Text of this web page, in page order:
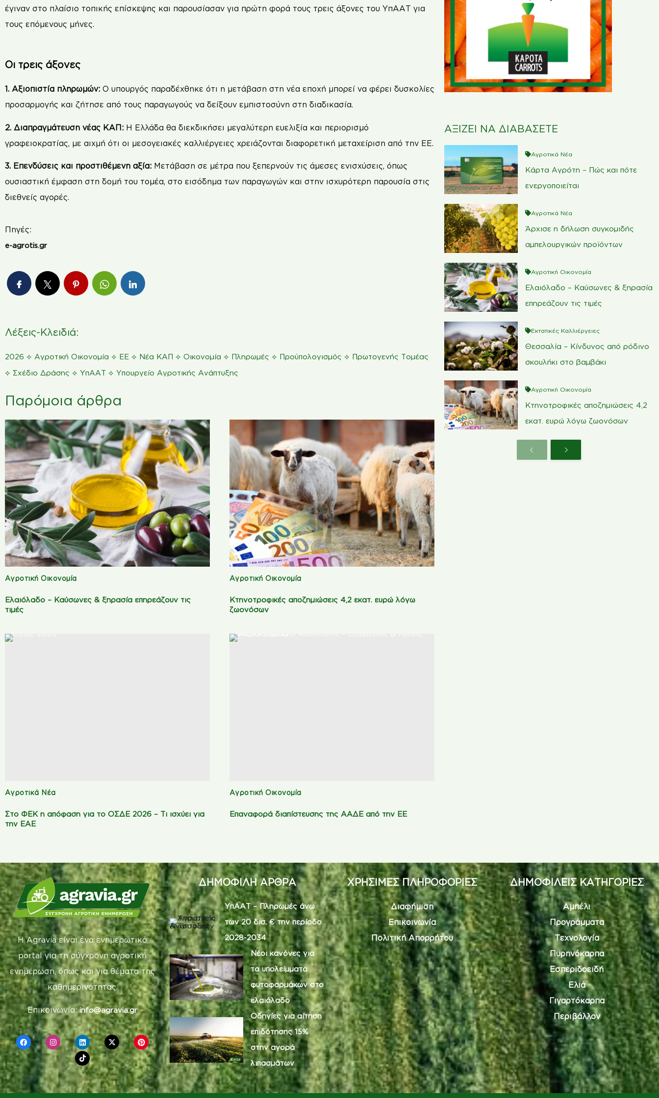
έγιναν στο πλαίσιο τοπικής επίσκεψης και παρουσίασαν για πρώτη φορά τους τρεις άξονες του ΥπΑΑΤ για
τους επόμενους μήνες.
Οι τρεις άξονες
1. Αξιοπιστία πληρωμών: Ο υπουργός παραδέχθηκε ότι η μετάβαση στη νέα εποχή μπορεί να φέρει δυσκολίες
προσαρμογής και ζήτησε από τους παραγωγούς να δείξουν εμπιστοσύνη στη διαδικασία.
2. Διαπραγμάτευση νέας ΚΑΠ: Η Ελλάδα θα διεκδικήσει μεγαλύτερη ευελιξία και περιορισμό
γραφειοκρατίας, με αιχμή ότι οι μεσογειακές καλλιέργειες χρειάζονται διαφορετική μεταχείριση από την ΕΕ.
3. Επενδύσεις και προστιθέμενη αξία: Μετάβαση σε μέτρα που ξεπερνούν τις άμεσες ενισχύσεις, όπως
ουσιαστική έμφαση στη δομή του τομέα, στο εισόδημα των παραγωγών και στην ισχυρότερη παρουσία στις
διεθνείς αγορές.
Πηγές:
e-agrotis.gr
Λέξεις-Κλειδιά:
2026 ⟡ Αγροτική Οικονομία ⟡ ΕΕ ⟡ Νέα ΚΑΠ ⟡ Οικονομία ⟡ Πληρωμές ⟡ Προϋπολογισμός ⟡ Πρωτογενής Τομέας
⟡ Σχέδιο Δράσης ⟡ ΥπΑΑΤ ⟡ Υπουργείο Αγροτικής Ανάπτυξης
Παρόμοια άρθρα
Αγροτική Οικονομία
Ελαιόλαδο – Καύσωνες & ξηρασία επηρεάζουν τις
τιμές
Αγροτική Οικονομία
Κτηνοτροφικές αποζημιώσεις 4,2 εκατ. ευρώ λόγω
ζωονόσων
Αγροτικά Νέα
Στο ΦΕΚ η απόφαση για το ΟΣΔΕ 2026 – Τι ισχύει για
την ΕΑΕ
Αγροτική Οικονομία
Επαναφορά διαπίστευσης της ΑΑΔΕ από την ΕΕ
ΑΞΙΖΕΙ ΝΑ ΔΙΑΒΑΣΕΤΕ
Αγροτικά Νέα
Κάρτα Αγρότη – Πώς και πότε
ενεργοποιείται
Αγροτικά Νέα
Άρχισε η δήλωση συγκομιδής
αμπελουργικών προϊόντων
Αγροτική Οικονομία
Ελαιόλαδο – Καύσωνες & ξηρασία
επηρεάζουν τις τιμές
Εκτατικές Καλλιέργειες
Θεσσαλία – Κίνδυνος από ρόδινο
σκουλήκι στο βαμβάκι
Αγροτική Οικονομία
Κτηνοτροφικές αποζημιώσεις 4,2
εκατ. ευρώ λόγω ζωονόσων
Η Agravia είναι ένα ενημερωτικό
portal για τη σύγχρονη αγροτική
ενημέρωση, όπως και για θέματα της
καθημερινότητας.
Επικοινωνία:info@agravia.gr
ΔΗΜΟΦΙΛΗ ΑΡΘΡΑ
ΥπΑΑΤ – Πληρωμές άνω
των 20 δισ. € την περίοδο
2028-2034
Νέοι κανόνες για
τα υπολείμματα
φυτοφαρμάκων στο
ελαιόλαδο
Οδηγίες για αίτηση
επιδότησης 15%
στην αγορά
λιπασμάτων
ΧΡΗΣΙΜΕΣ ΠΛΗΡΟΦΟΡΙΕΣ
Διαφήμιση
Επικοινωνία
Πολιτική Απορρήτου
ΔΗΜΟΦΙΛΕΙΣ ΚΑΤΗΓΟΡΙΕΣ
Αμπέλι
Προγράμματα
Τεχνολογία
Πυρηνόκαρπα
Εσπεριδοειδή
Ελιά
Γιγαρτόκαρπα
Περιβάλλον